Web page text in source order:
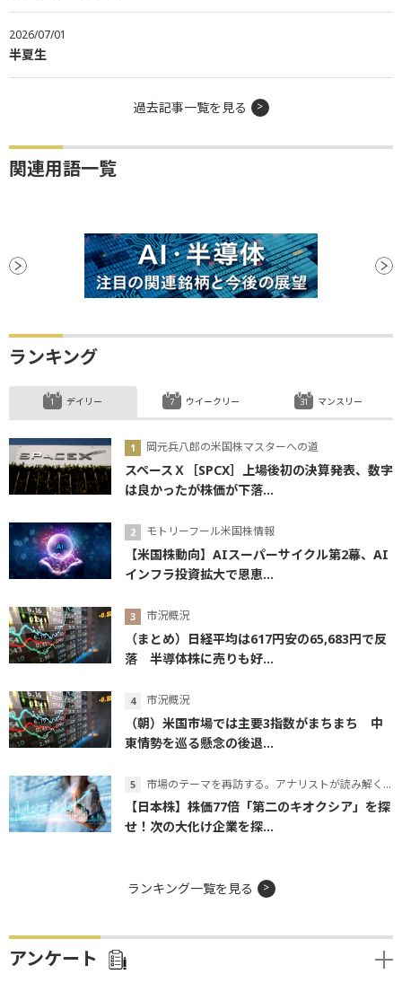
2026/07/01
半夏生
過去記事一覧を見る
関連用語一覧
ランキング
デイリー
岡元兵八郎の米国株マスターへの道
スペースＸ［SPCX］上場後初の決算発表、数字
は良かったが株価が下落...
モトリーフール米国株情報
【米国株動向】AIスーパーサイクル第2幕、AI
インフラ投資拡大で恩恵...
市況概況
（まとめ）日経平均は617円安の65,683円で反
落 半導体株に売りも好...
市況概況
（朝）米国市場では主要3指数がまちまち 中
東情勢を巡る懸念の後退...
市場のテーマを再訪する。アナリストが読み解くテーマの本質
【日本株】株価77倍「第二のキオクシア」を探
せ！次の大化け企業を探...
ウイークリー マンスリー
ランキング一覧を見る
アンケート